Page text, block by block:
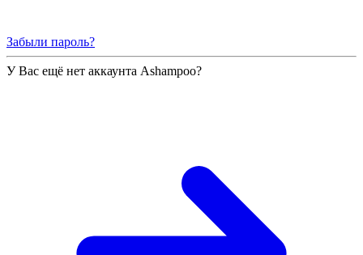
Забыли пароль?
У Вас ещё нет аккаунта Ashampoo?